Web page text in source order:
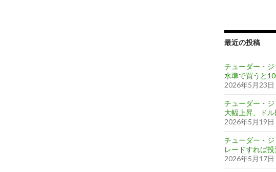
最近の投稿
チューダー・
水準で買うと
2026年5月23日
チューダー・
大幅上昇、ド
2026年5月19日
チューダー・
レードすれば
2026年5月17日